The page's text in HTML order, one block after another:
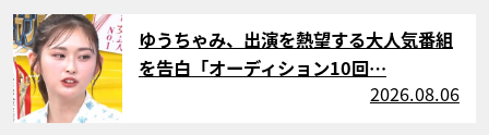
サムネイル
ゆうちゃみ、出演を熱望する大人気番組
を告白「オーディション10回…
2026.08.06